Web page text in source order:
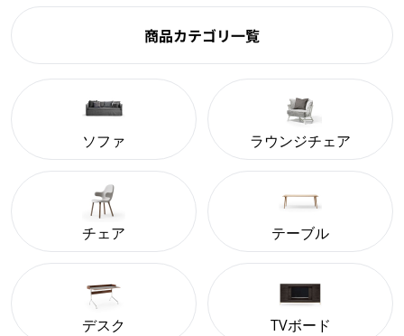
商品カテゴリ一覧
ソファ ラウンジチェア
チェア テーブル
デスク TVボード